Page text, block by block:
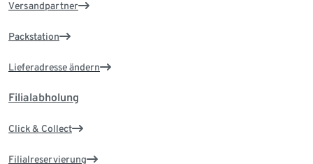
Versandpartner
Packstation
Lieferadresse ändern
Filialabholung
Click & Collect
Filialreservierung